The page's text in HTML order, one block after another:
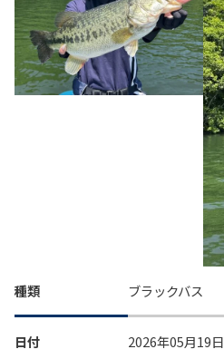
種類 ブラックバス
日付 2026年05月19日